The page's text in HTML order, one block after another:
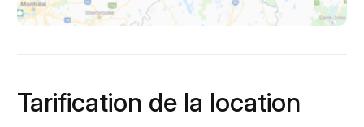
Tarification de la location